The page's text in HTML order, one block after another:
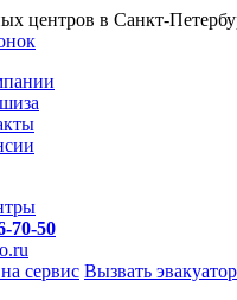
центров в Санкт-
70-50
сервис Вызвать эвакуатор